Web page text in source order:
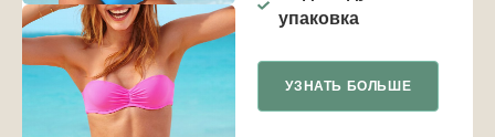
упаковка
УЗНАТЬ БОЛЬШЕ